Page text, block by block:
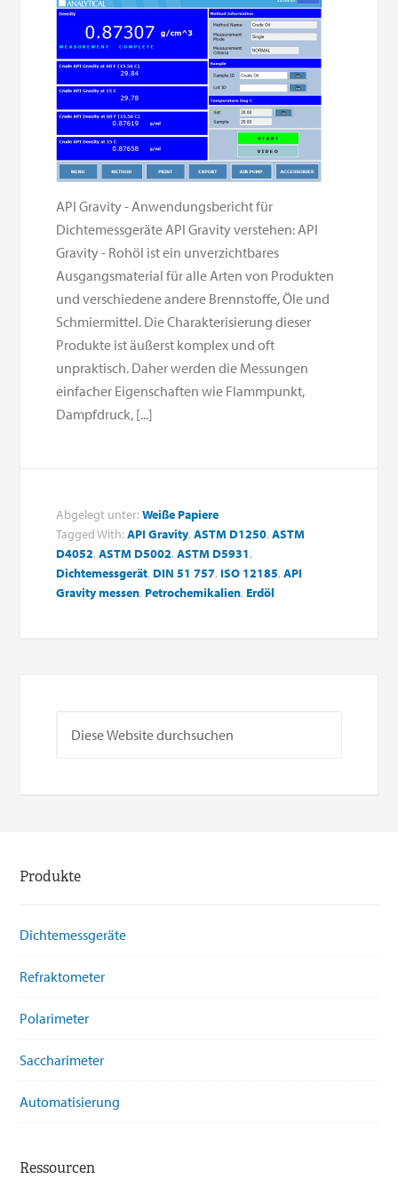
API Gravity - Anwendungsbericht für
Dichtemessgeräte API Gravity verstehen: API
Gravity - Rohöl ist ein unverzichtbares
Ausgangsmaterial für alle Arten von Produkten
und verschiedene andere Brennstoffe, Öle und
Schmiermittel. Die Charakterisierung dieser
Produkte ist äußerst komplex und oft
unpraktisch. Daher werden die Messungen
einfacher Eigenschaften wie Flammpunkt,
Dampfdruck, [...]
Abgelegt unter:Weiße Papiere
Tagged With:API Gravity,ASTM D1250,ASTM
D4052,ASTM D5002,ASTM D5931,
Dichtemessgerät, DIN 51 757, ISO 12185,API
Gravity messen, Petrochemikalien, Erdöl
Produkte
Dichtemessgeräte
Refraktometer
Polarimeter
Saccharimeter
Automatisierung
Ressourcen